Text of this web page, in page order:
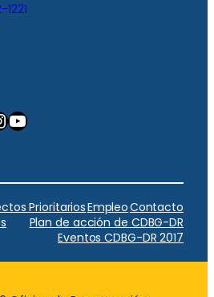
YouTube
PrioritariosEmpleoContacto
Plan de acción de CDBG-DR
Eventos CDBG-DR 2017